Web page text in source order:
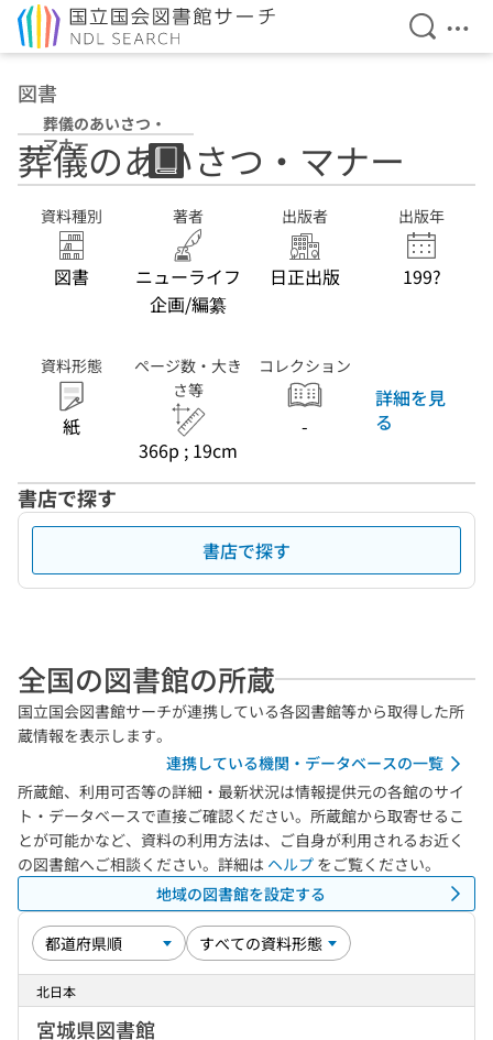
検索を
メ
図書
葬儀のあいさつ・
マナー
葬儀のあいさつ・マナー
資料種別
図書
著者
ニューライフ
企画/編纂
出版者
日正出版
出版年
199?
資料形態
紙
ページ数・大き
さ等
366p ; 19cm
コレクション
-
詳細を見
る
書店で探す
書店で探す
全国の図書館の所蔵
国立国会図書館サーチが連携している各図書館等から取得した所
蔵情報を表示します。
連携している機関・データベースの一覧
所蔵館、利用可否等の詳細・最新状況は情報提供元の各館のサイ
ト・データベースで直接ご確認ください。所蔵館から取寄せるこ
とが可能かなど、資料の利用方法は、ご自身が利用されるお近く
の図書館へご相談ください。詳細は ヘルプ をご覧ください。
地域の図書館を設定する
北日本
宮城県図書館